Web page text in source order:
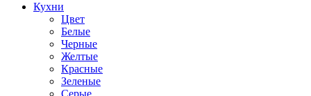
Кухни
Цвет
Белые
Черные
Желтые
Красные
Зеленые
Серые